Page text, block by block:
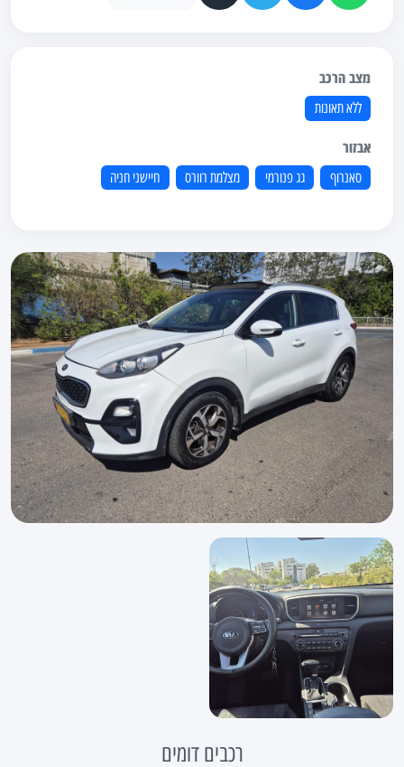
מצב הרכב
ללא תאונות
אבזור
סאנרוף גג פנורמי מצלמת רוורס חיישני חניה
רכבים דומים